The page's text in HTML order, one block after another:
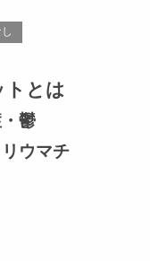
トとは
鬱
ウマチ